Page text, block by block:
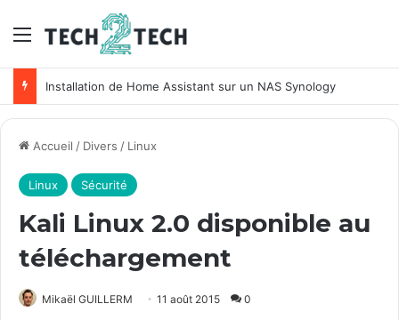
Menu
Installation de Home Assistant sur un NAS Synology
Accueil / Divers / Linux
Linux Sécurité
Kali Linux 2.0 disponible au
téléchargement
Mikaël GUILLERM 11 août 2015 0